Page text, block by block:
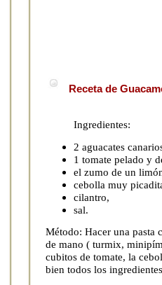
Receta de
Ingredientes:
2 aguacates
1 tomate pelado y
el zumo de un
cebolla muy
cilantro,
sal.
Método: Hacer una pasta
de mano ( turmix,
cubitos de tomate, la
bien todos los